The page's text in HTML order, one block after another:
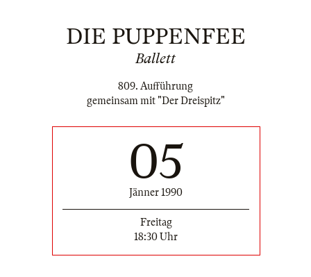
DIE PUPPENFEE
Ballett
809. Aufführung
gemeinsam mit "Der Dreispitz"
05
Jänner 1990
Freitag
18:30 Uhr